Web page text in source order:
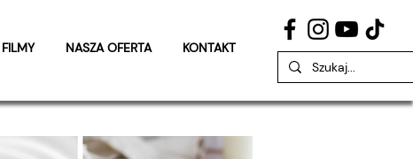
FILMY NASZA OFERTA KONTAKT